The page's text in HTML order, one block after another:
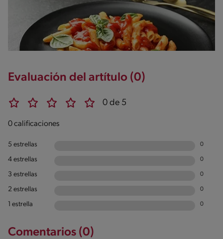
Evaluación del artítulo (0)
0 de 5
0 calificaciones
5 estrellas 0
4 estrellas 0
3 estrellas 0
2 estrellas 0
1 estrella 0
Comentarios (0)